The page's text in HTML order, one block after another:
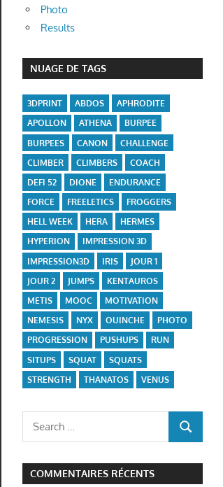
Photo
Results
NUAGE DE TAGS
3DPRINT ABDOS
APHRODITE
APOLLON
ATHENA
BURPEE
BURPEES
CANON
CHALLENGE
CLIMBER
CLIMBERS
COACH
DEFI 52
DIONE
ENDURANCE
FORCE
FREELETICS
FROGGERS
HELL WEEK
HERA
HERMES
HYPERION
IMPRESSION 3D
IMPRESSION3D
IRIS
JOUR 1
JOUR 2
JUMPS
KENTAUROS
METIS
MOOC
MOTIVATION
NEMESIS
NYX OUINCHE
PHOTO
PROGRESSION
PUSHUPS
RUN
SITUPS
SQUAT
SQUATS
STRENGTH
THANATOS VENUS
Search
SEARCH
COMMENTAIRES RÉCENTS